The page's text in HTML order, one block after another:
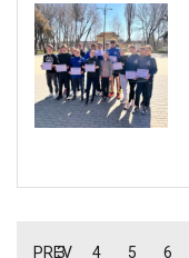
PREV
3 4 5 6